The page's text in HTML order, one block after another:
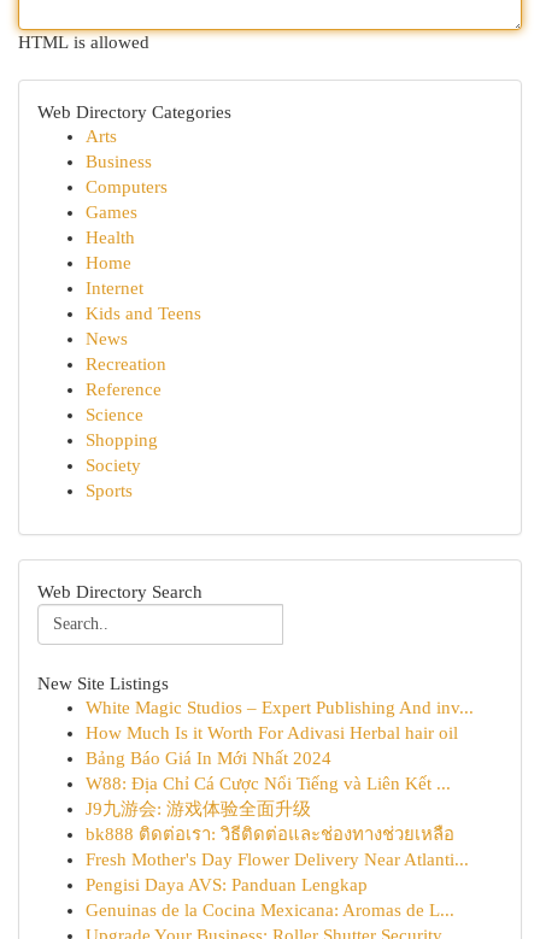
HTML is allowed
Web Directory Categories
Arts
Business
Computers
Games
Health
Home
Internet
Kids and Teens
News
Recreation
Reference
Science
Shopping
Society
Sports
Web Directory Search
New Site Listings
White Magic Studios – Expert Publishing And inv...
How Much Is it Worth For Adivasi Herbal hair oil
Bảng Báo Giá In Mới Nhất 2024
W88: Địa Chỉ Cá Cược Nổi Tiếng và Liên Kết ...
J9九游会: 游戏体验全面升级
bk888 ติดต่อเรา: วิธีติดต่อและช่องทางช่วยเหลือ
Fresh Mother's Day Flower Delivery Near Atlanti...
Pengisi Daya AVS: Panduan Lengkap
Genuinas de la Cocina Mexicana: Aromas de L...